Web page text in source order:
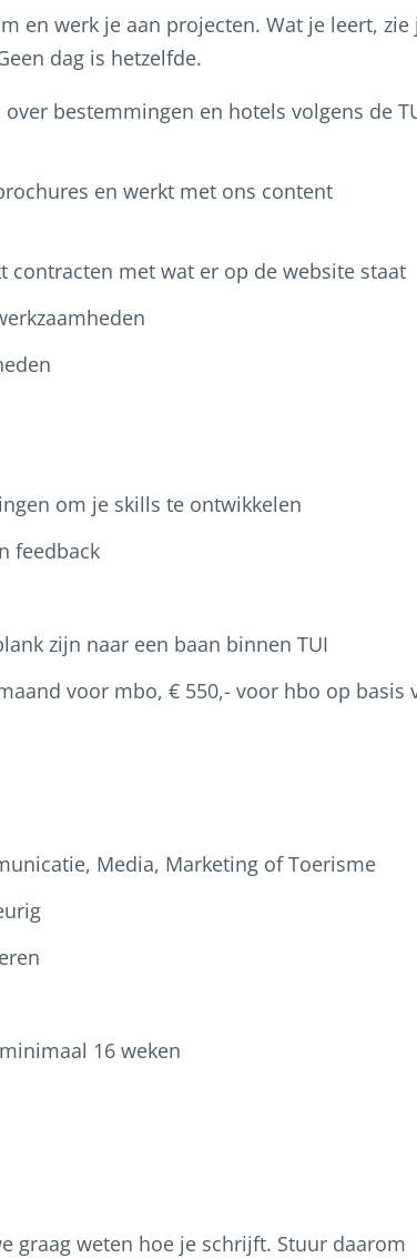
en werk je aan projecten. Wat je leert, zie
dag is hetzelfde.
bestemmingen en hotels volgens de
en werkt met ons content
contracten met wat er op de website staat
om je skills te ontwikkelen
feedback
zijn naar een baan binnen TUI
voor mbo, € 550,- voor hbo op basis
Media, Marketing of Toerisme
16 weken
graag weten hoe je schrijft. Stuur daarom